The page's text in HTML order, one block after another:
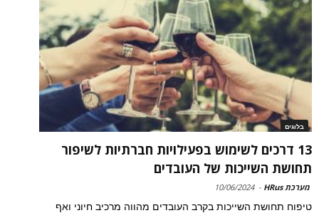
בלוגים
13 דרכים לשימוש בפעילויות חברתיות לשיפור
תחושת השייכות של העובדים
מערכת HRus -
10/06/2024
טיפוח תחושת השייכות בקרב העובדים מהווה מרכיב חיוני ואף